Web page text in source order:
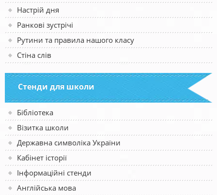
Настрій дня
Ранкові зустрічі
Рутини та правила нашого класу
Стіна слів
Стенди для школи
Бібліотека
Візитка школи
Державна символіка України
Кабінет історії
Інформаційні стенди
Англійська мова